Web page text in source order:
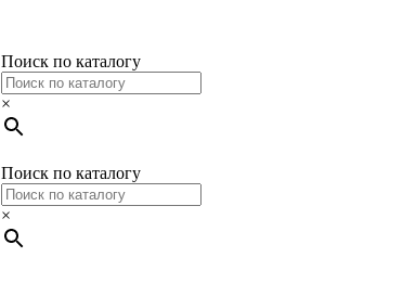
Поиск по каталогу
×
Поиск по каталогу
×